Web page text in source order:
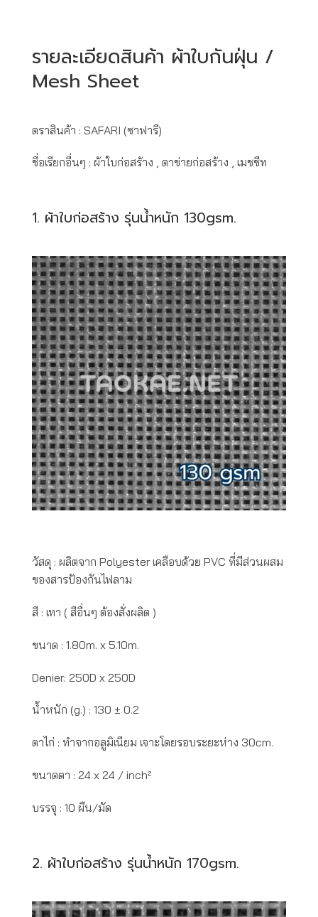
รายละเอียดสินค้า ผ้าใบกันฝุ่น /
Mesh Sheet
ตราสินค้า : SAFARI (ซาฟารี)
ชื่อเรียกอื่นๆ : ผ้าใบก่อสร้าง , ตาข่ายก่อสร้าง , เมชชีท
1. ผ้าใบก่อสร้าง รุ่นน้ำหนัก 130gsm.
วัสดุ : ผลิตจาก Polyester เคลือบด้วย PVC ที่มีส่วนผสม
ของสารป้องกันไฟลาม
สี : เทา ( สีอื่นๆ ต้องสั่งผลิต )
ขนาด : 1.80m. x 5.10m.
Denier: 250D x 250D
น้ำหนัก (g.) : 130 ± 0.2
ตาไก่ : ทำจากอลูมิเนียม เจาะโดยรอบระยะห่าง 30cm.
ขนาดตา : 24 x 24 / inch²
บรรจุ : 10 ผืน/มัด
2. ผ้าใบก่อสร้าง รุ่นน้ำหนัก 170gsm.